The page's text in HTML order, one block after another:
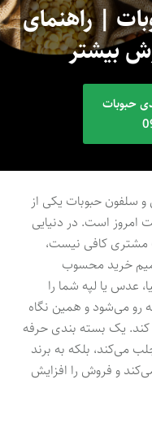
| راهنمای
بیشتر
حبوبات
و سلفون حبوبات یکی از
امروز است. در دنیایی
مشتری کافی نیست،
خرید محسوب
عدس یا لپه شما را
رو می‌شود و همین نگاه
کند. یک بسته بندی حرفه
می‌کند، بلکه به برند
و فروش را افزایش